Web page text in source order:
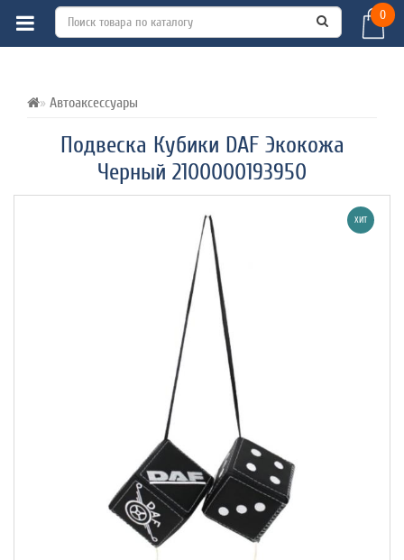
0
Автоаксессуары
Подвеска Кубики DAF Экокожа
Черный 2100000193950
ВСЕ О ТОВАРЕ ХАРАКТЕРИСТИКИ
ХИТ